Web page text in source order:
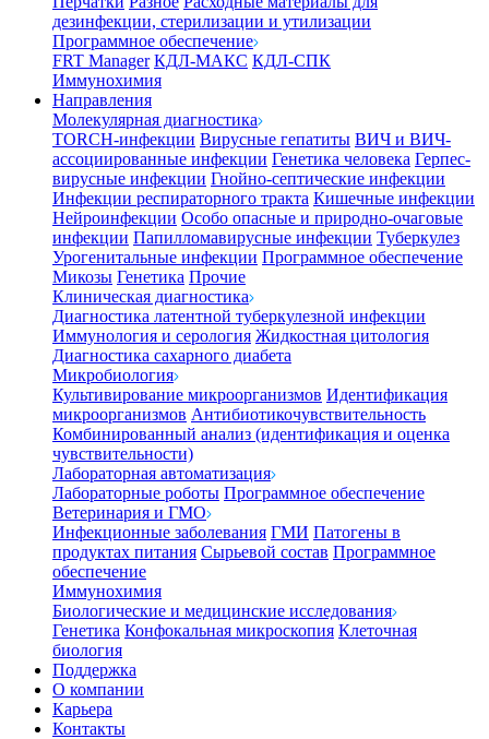
дезинфекции, стерилизации и утилизации
Программное обеспечение
FRT Manager КДЛ-МАКС КДЛ-СПК
Иммунохимия
Направления
Молекулярная диагностика
TORCH-инфекции Вирусные гепатиты ВИЧ и ВИЧ-
ассоциированные инфекции Генетика человека Герпес-
вирусные инфекции Гнойно-септические инфекции
Инфекции респираторного тракта Кишечные инфекции
Нейроинфекции Особо опасные и природно-очаговые
инфекции Папилломавирусные инфекции Туберкулез
Урогенитальные инфекции Программное обеспечение
Микозы Генетика Прочие
Клиническая диагностика
Диагностика латентной туберкулезной инфекции
Иммунология и серология Жидкостная цитология
Диагностика сахарного диабета
Микробиология
Культивирование микроорганизмов Идентификация
микроорганизмов Антибиотикочувствительность
Комбинированный анализ (идентификация и оценка
чувствительности)
Лабораторная автоматизация
Лабораторные роботы Программное обеспечение
Ветеринария и ГМО
Инфекционные заболевания ГМИ Патогены в
продуктах питания Сырьевой состав Программное
обеспечение
Иммунохимия
Биологические и медицинские исследования
Генетика Конфокальная микроскопия Клеточная
биология
Поддержка
О компании
Карьера
Контакты